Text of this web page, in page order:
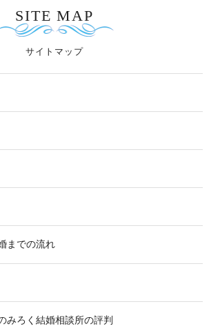
サイトマップ
SITE MAP
までの流れ
みろく結婚相談所の評判